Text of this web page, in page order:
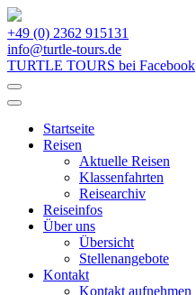
+49 (0) 2362 915131
info@turtle-tours.de
TURTLE TOURS bei Facebook
Startseite
Reisen
Aktuelle Reisen
Klassenfahrten
Reisearchiv
Reiseinfos
Über uns
Übersicht
Stellenangebote
Kontakt
Kontakt aufnehmen